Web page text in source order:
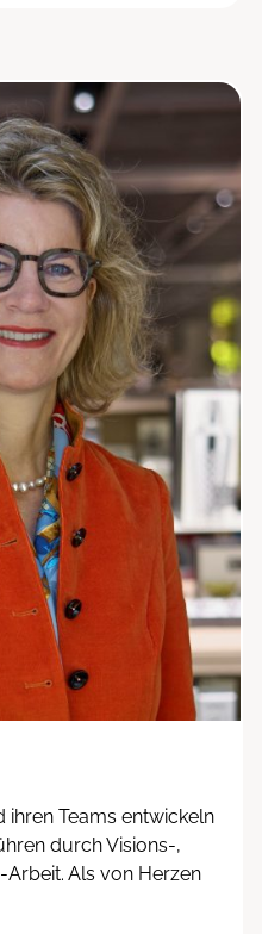
ihren Teams entwickeln
durch Visions-,
Als von Herzen